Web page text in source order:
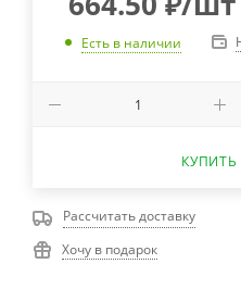
Есть в наличии
КУПИТЬ
Рассчитать доставку
Хочу в подарок